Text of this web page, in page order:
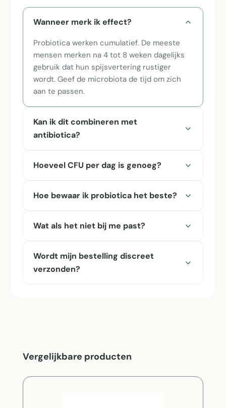
Wanneer merk ik effect?
Probiotica werken cumulatief. De meeste
mensen merken na 4 tot 8 weken dagelijks
gebruik dat hun spijsvertering rustiger
wordt. Geef de microbiota de tijd om zich
aan te passen.
Kan ik dit combineren met
antibiotica?
Hoeveel CFU per dag is genoeg?
Hoe bewaar ik probiotica het beste?
Wat als het niet bij me past?
Wordt mijn bestelling discreet
verzonden?
Productgalerij overslaan
Vergelijkbare producten